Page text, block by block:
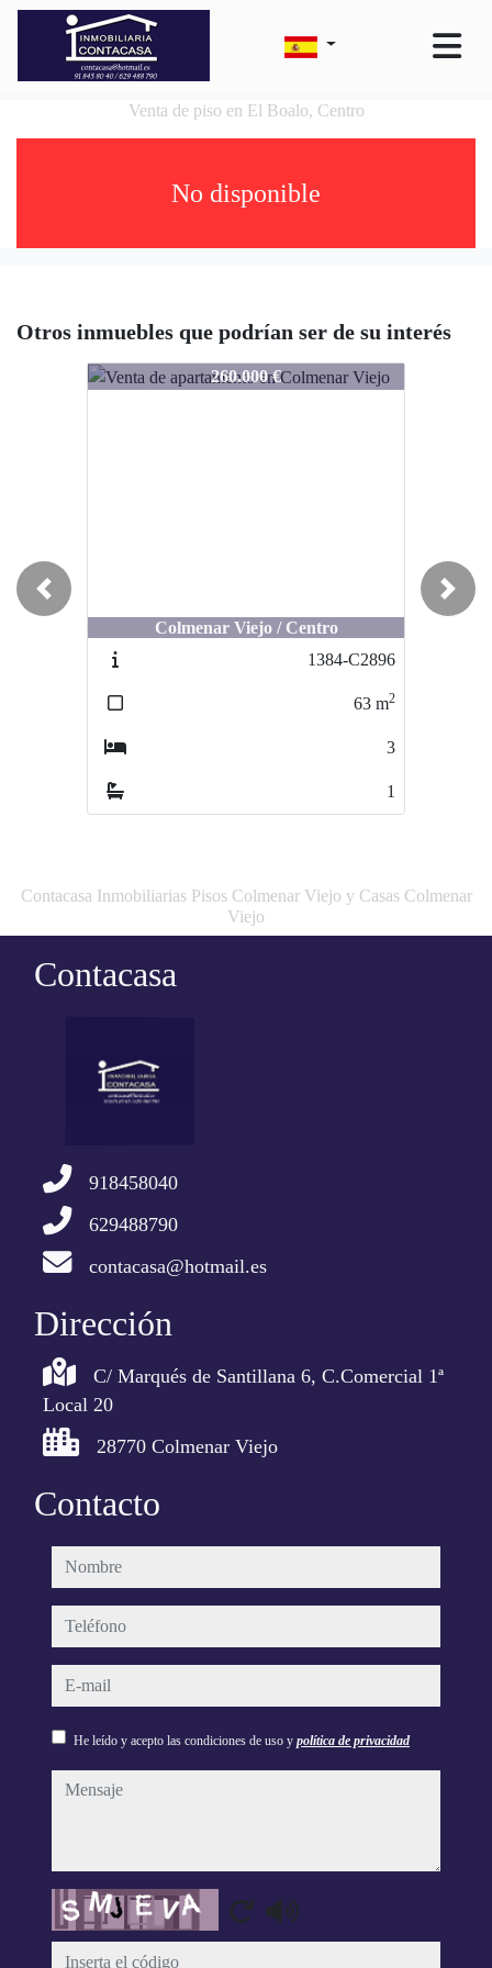
Venta de piso en El Boalo, Centro
No disponible
Otros inmuebles que podrían ser de su interés
1385-Mb2895260.000 €
Colmenar Viejo / Centro
1384-C2896
63 m2
3
1
Previous Next
Contacasa Inmobiliarias Pisos Colmenar Viejo y Casas Colmenar
Viejo
Contacasa
918458040
629488790
contacasa@hotmail.es
Dirección
C/ Marqués de Santillana 6, C.Comercial 1ª
Local 20
28770 Colmenar Viejo
Contacto
nombre
teléfono
e-mail
He leído y acepto las condiciones de uso y política de privacidad
mensaje
Captcha